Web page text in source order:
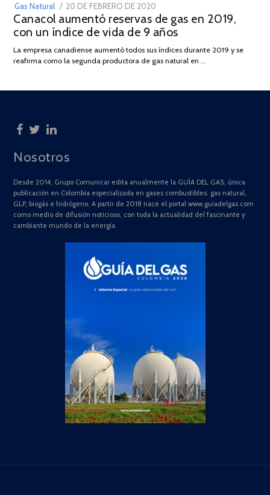
Gas Natural
POSTED
ON
20 DE FEBRERO DE 2020
DE
JULIO
2025
Canacol aumentó reservas de gas en 2019,
con un índice de vida de 9 años
La empresa canadiense aumentó todos sus índices durante 2019 y se
reafirma como la segunda productora de gas natural en …
Nosotros
Desde 2014, Grupo Comunicar edita anualmente la GUÍA DEL GAS, única
publicación en Colombia especializada en gases combustibles: gas natural,
GLP, biogás e hidrógeno. A partir de 2018 nace el portal www.guiadelgas.com
como medio de difusión noticioso, con toda la actualidad del fascinante y
cambiante mundo de la energía.